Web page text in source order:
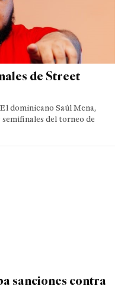
de Street
dominicano Saúl Mena,
semifinales del torneo de
sanciones contra